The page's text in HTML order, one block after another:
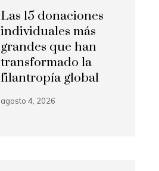
Las 15 donaciones
individuales más
grandes que han
transformado la
filantropía global
agosto 4, 2026